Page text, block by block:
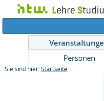
Personen
Sie sind hier: Startseite